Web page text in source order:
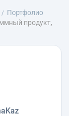
Портфолио
продукт,